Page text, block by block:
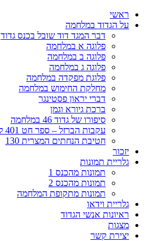
ראשי
על הגדוד במלחמה
דבר המגד דוד שובל בכנס גדוד
פלוגה א במלחמה
פלוגה ב במלחמה
פלוגה ג במלחמה
פלוגת מפקדה במלחמה
מחלקת החימוש במלחמה
דברי יראון פסטינגר
ברכת גיורא וגמן
סיפורו של גדוד 46 במלחמה
עקבות הברזל – ספר חט 401 ליום כיפור
חטיבת הנחתים המצרית 130
יזכור
גלריית תמונות
תמונות מהכנס 1
תמונות מהכנס 2
תמונות מתקופת המלחמה
גלריית וידאו
ראיונות אנשי הגדוד
מצגות
יצירת קשר